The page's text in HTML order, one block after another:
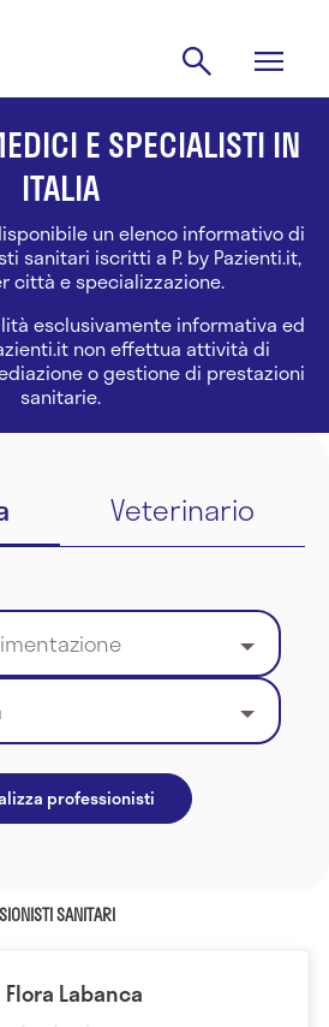
E SPECIALISTI IN
ITALIA
un elenco informativo di
sanitari iscritti a P. by Pazienti.it,
città e specializzazione.
esclusivamente informativa ed
non effettua attività di
o gestione di prestazioni
sanitarie.
Veterinario
professionisti
SANITARI
Flora Labanca